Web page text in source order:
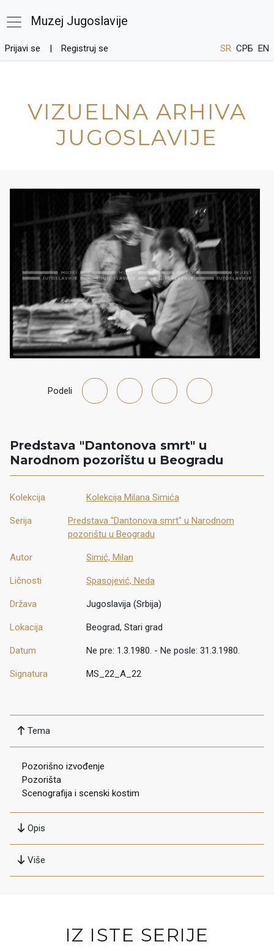
Muzej Jugoslavije
Prijavi se Registruj se SR СРБ EN
VIZUELNA ARHIVA
JUGOSLAVIJE
Podeli
Predstava "Dantonova smrt" u
Narodnom pozorištu u Beogradu
Kolekcija Kolekcija Milana Simića
Serija
Predstava "Dantonova smrt" u Narodnom
pozorištu u Beogradu
Autor Simić, Milan
Ličnosti Spasojević, Neda
Država Jugoslavija (Srbija)
Lokacija Beograd, Stari grad
Datum Ne pre: 1.3.1980. - Ne posle: 31.3.1980.
Signatura MS_22_A_22
Tema
Pozorišno izvođenje
Pozorišta
Scenografija i scenski kostim
Opis
Više
IZ ISTE SERIJE